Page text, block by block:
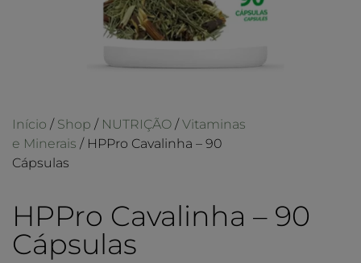
Início / Shop / NUTRIÇÃO / Vitaminas
e Minerais / HPPro Cavalinha – 90
Cápsulas
HPPro Cavalinha – 90
Cápsulas